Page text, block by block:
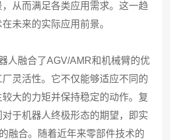
从而满足各类应用需求。这一趋
未来的实际应用前景。
人融合了AGV/AMR和机械臂的优
灵活性。它不仅能够适应不同的
大的力矩并保持稳定的动作。复
于机器人终极形态的期望，即实
融合。随着近年来零部件技术的